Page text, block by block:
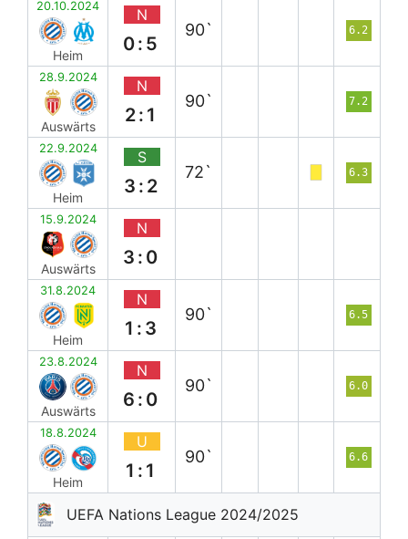
20.10.2024
Heim
N
0:5
90` 6.2
28.9.2024
Auswärts
N
2:1
90` 7.2
22.9.2024
Heim
S
3:2
72` 6.3
15.9.2024
Auswärts
N
3:0
31.8.2024
Heim
N
1:3
90` 6.5
23.8.2024
Auswärts
N
6:0
90` 6.0
18.8.2024
Heim
U
1:1
90` 6.6
UEFA Nations League 2024/2025